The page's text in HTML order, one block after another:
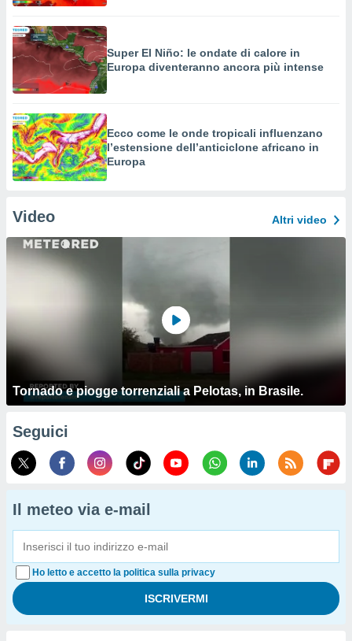
Super El Niño: le ondate di calore in
Europa diventeranno ancora più intense
Ecco come le onde tropicali influenzano
l’estensione dell’anticiclone africano in
Europa
Video Altri video
Tornado e piogge torrenziali a Pelotas, in Brasile.
Seguici
Il meteo via e-mail
Ho letto e accetto la politica sulla privacy